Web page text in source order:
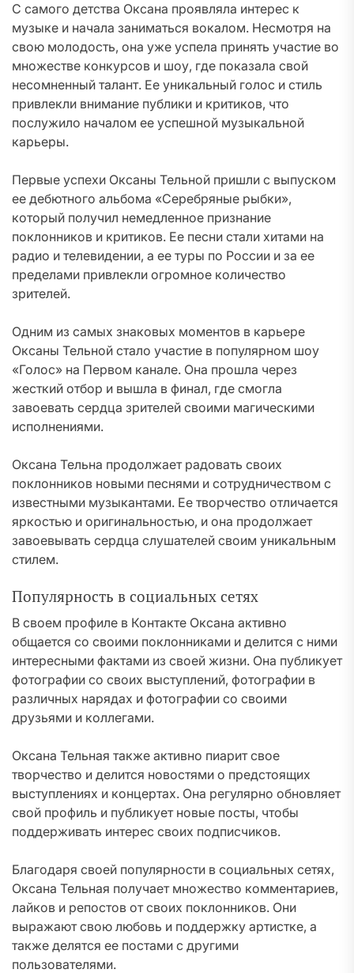
С самого детства Оксана проявляла интерес к
музыке и начала заниматься вокалом. Несмотря на
свою молодость, она уже успела принять участие во
множестве конкурсов и шоу, где показала свой
несомненный талант. Ее уникальный голос и стиль
привлекли внимание публики и критиков, что
послужило началом ее успешной музыкальной
карьеры.
Первые успехи Оксаны Тельной пришли с выпуском
ее дебютного альбома «Серебряные рыбки»,
который получил немедленное признание
поклонников и критиков. Ее песни стали хитами на
радио и телевидении, а ее туры по России и за ее
пределами привлекли огромное количество
зрителей.
Одним из самых знаковых моментов в карьере
Оксаны Тельной стало участие в популярном шоу
«Голос» на Первом канале. Она прошла через
жесткий отбор и вышла в финал, где смогла
завоевать сердца зрителей своими магическими
исполнениями.
Оксана Тельна продолжает радовать своих
поклонников новыми песнями и сотрудничеством с
известными музыкантами. Ее творчество отличается
яркостью и оригинальностью, и она продолжает
завоевывать сердца слушателей своим уникальным
стилем.
Популярность в социальных сетях
В своем профиле в Контакте Оксана активно
общается со своими поклонниками и делится с ними
интересными фактами из своей жизни. Она публикует
фотографии со своих выступлений, фотографии в
различных нарядах и фотографии со своими
друзьями и коллегами.
Оксана Тельная также активно пиарит свое
творчество и делится новостями о предстоящих
выступлениях и концертах. Она регулярно обновляет
свой профиль и публикует новые посты, чтобы
поддерживать интерес своих подписчиков.
Благодаря своей популярности в социальных сетях,
Оксана Тельная получает множество комментариев,
лайков и репостов от своих поклонников. Они
выражают свою любовь и поддержку артистке, а
также делятся ее постами с другими
пользователями.